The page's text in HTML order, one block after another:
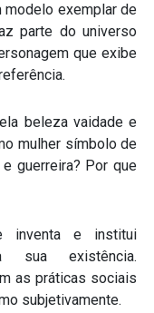
modelo exemplar de
parte do universo
que exibe
beleza vaidade e
mulher símbolo de
guerreira? Por que
inventa e institui
sua existência.
as práticas sociais
subjetivamente.